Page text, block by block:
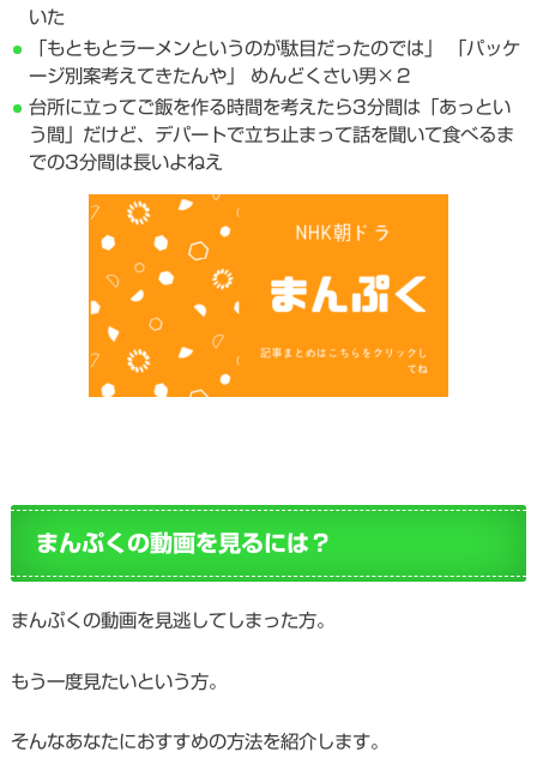
いた
「もともとラーメンというのが駄目だったのでは」 「パッケ
ージ別案考えてきたんや」 めんどくさい男×２
台所に立ってご飯を作る時間を考えたら3分間は「あっとい
う間」だけど、デパートで立ち止まって話を聞いて食べるま
での3分間は長いよねえ
まんぷくの動画を見るには？
まんぷくの動画を見逃してしまった方。
もう一度見たいという方。
そんなあなたにおすすめの方法を紹介します。